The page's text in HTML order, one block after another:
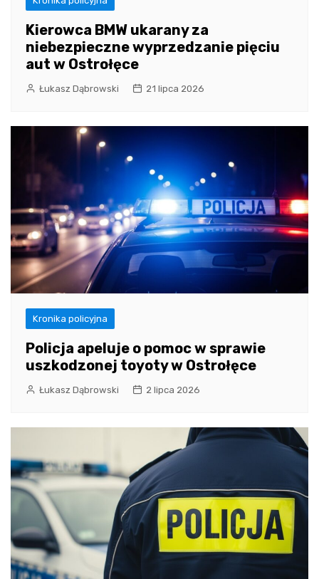
Kierowca BMW ukarany za
niebezpieczne wyprzedzanie pięciu
aut w Ostrołęce
Łukasz Dąbrowski 21 lipca 2026
Kronika policyjna
Policja apeluje o pomoc w sprawie
uszkodzonej toyoty w Ostrołęce
Łukasz Dąbrowski 2 lipca 2026